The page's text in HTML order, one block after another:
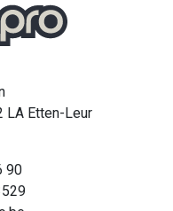
LA Etten-Leur
90